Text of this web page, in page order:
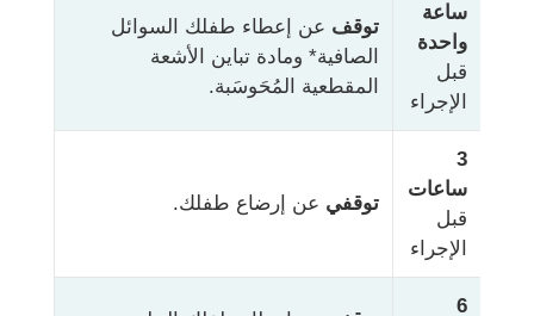
ساعة
واحدة
قبل
الإجراء
توقف عن إعطاء طفلك السوائل
الصافية* ومادة تباين الأشعة
المقطعية المُحَوسَبة.
3
ساعات
قبل
الإجراء
توقفي عن إرضاع طفلك.
6